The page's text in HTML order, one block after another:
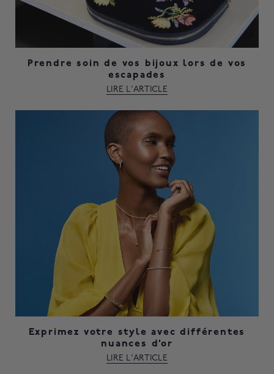
Prendre soin de vos bijoux lors de vos
escapades
LIRE L'ARTICLE
Exprimez votre style avec différentes
nuances d’or
LIRE L'ARTICLE